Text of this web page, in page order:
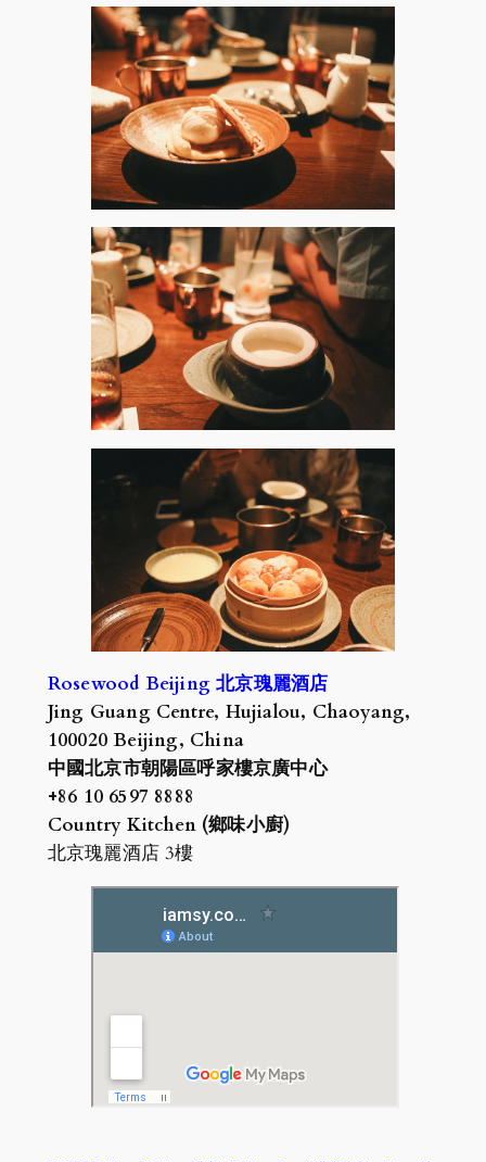
Rosewood Beijing 北京瑰麗酒店
Jing Guang Centre, Hujialou, Chaoyang,
100020 Beijing, China
中國北京市朝陽區呼家樓京廣中心
+86 10 6597 8888
Country Kitchen (鄉味小廚)
北京瑰麗酒店 3樓